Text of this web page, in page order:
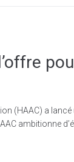
(HAAC) a
ambitionne